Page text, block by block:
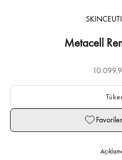
Metacell
İndirimli